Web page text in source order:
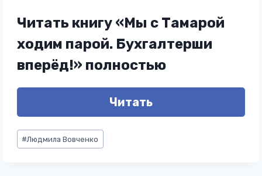
Читать книгу «Мы с Тамарой
ходим парой. Бухгалтерши
вперёд!» полностью
Читать
Метки
записи:
#Людмила Вовченко